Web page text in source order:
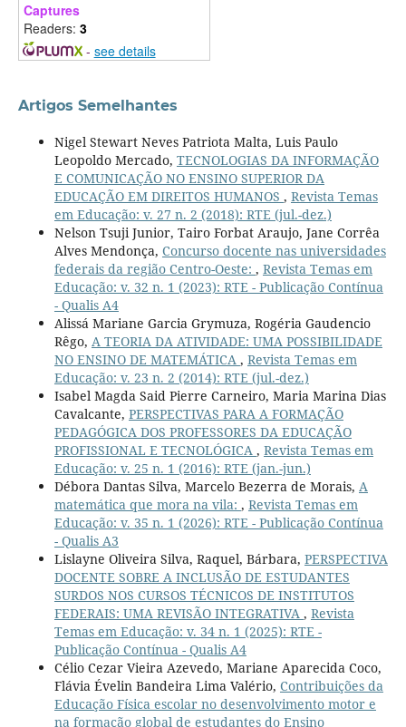
Captures
Readers: 3
- see details
Artigos Semelhantes
Nigel Stewart Neves Patriota Malta, Luis Paulo
Leopoldo Mercado, TECNOLOGIAS DA INFORMAÇÃO
E COMUNICAÇÃO NO ENSINO SUPERIOR DA
EDUCAÇÃO EM DIREITOS HUMANOS , Revista Temas
em Educação: v. 27 n. 2 (2018): RTE (jul.-dez.)
Nelson Tsuji Junior, Tairo Forbat Araujo, Jane Corrêa
Alves Mendonça, Concurso docente nas universidades
federais da região Centro-Oeste: , Revista Temas em
Educação: v. 32 n. 1 (2023): RTE - Publicação Contínua
- Qualis A4
Alissá Mariane Garcia Grymuza, Rogéria Gaudencio
Rêgo, A TEORIA DA ATIVIDADE: UMA POSSIBILIDADE
NO ENSINO DE MATEMÁTICA , Revista Temas em
Educação: v. 23 n. 2 (2014): RTE (jul.-dez.)
Isabel Magda Said Pierre Carneiro, Maria Marina Dias
Cavalcante, PERSPECTIVAS PARA A FORMAÇÃO
PEDAGÓGICA DOS PROFESSORES DA EDUCAÇÃO
PROFISSIONAL E TECNOLÓGICA , Revista Temas em
Educação: v. 25 n. 1 (2016): RTE (jan.-jun.)
Débora Dantas Silva, Marcelo Bezerra de Morais, A
matemática que mora na vila: , Revista Temas em
Educação: v. 35 n. 1 (2026): RTE - Publicação Contínua
- Qualis A3
Lislayne Oliveira Silva, Raquel, Bárbara, PERSPECTIVA
DOCENTE SOBRE A INCLUSÃO DE ESTUDANTES
SURDOS NOS CURSOS TÉCNICOS DE INSTITUTOS
FEDERAIS: UMA REVISÃO INTEGRATIVA , Revista
Temas em Educação: v. 34 n. 1 (2025): RTE -
Publicação Contínua - Qualis A4
Célio Cezar Vieira Azevedo, Mariane Aparecida Coco,
Flávia Évelin Bandeira Lima Valério, Contribuições da
Educação Física escolar no desenvolvimento motor e
na formação global de estudantes do Ensino